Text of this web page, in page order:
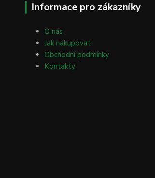
Informace pro zákazníky
O nás
Jak nakupovat
Obchodní podmínky
Kontakty